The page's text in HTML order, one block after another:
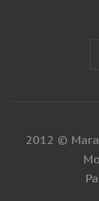
2012 ©